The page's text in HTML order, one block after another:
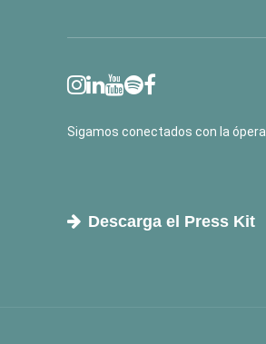
Sigamos conectados con la ópera
Descarga el Press Kit